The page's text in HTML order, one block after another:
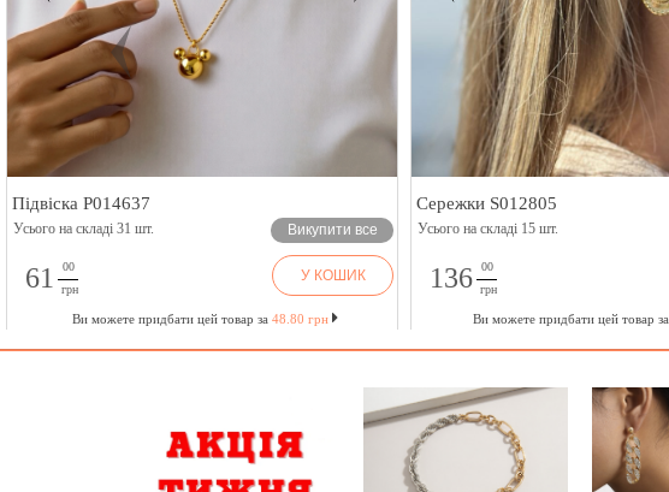
Підвіска P014637
Усього на складі 31 шт. Викупити все
61
00
грн
У КОШИК
Ви можете придбати цей товар за 48.80 грн
Сережки S012805
Усього на складі 15 шт.
136
00
грн
Ви можете придбати цей товар за